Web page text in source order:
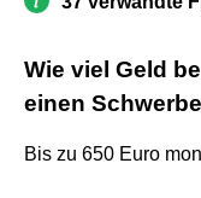
Wie viel Geld
einen
Bis zu 650 Euro